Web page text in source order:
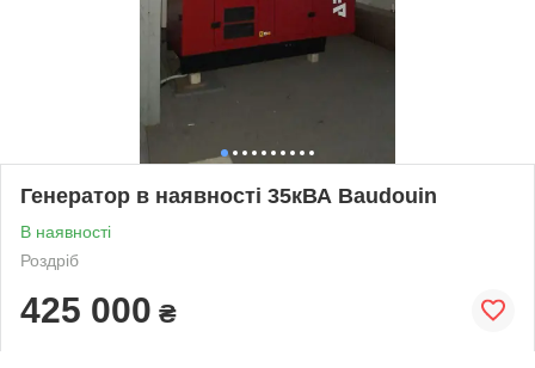
Генератор в наявності 35кВА Baudouin
В наявності
Роздріб
425 000 ₴